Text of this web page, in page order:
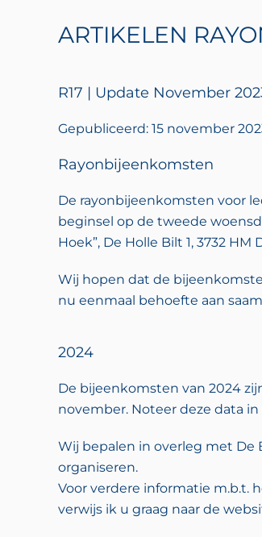
ARTIKELEN
R17 | Update November
Gepubliceerd: 15 november
Rayonbijeenkomsten
De rayonbijeenkomsten voor
beginsel op de tweede
Hoek”, De Holle Bilt 1, 3732 HM
Wij hopen dat de
nu eenmaal behoefte aan
2024
De bijeenkomsten van 2024
november. Noteer deze data
Wij bepalen in overleg met De
organiseren.
Voor verdere informatie m.b.t.
verwijs ik u graag naar de